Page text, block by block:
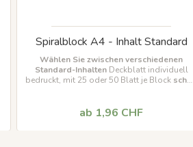
Spiralblock A4 - Inhalt Standard
Wählen Sie zwischen verschiedenen
Standard-InhaltenDeckblatt individuell
bedruckt, mit 25 oder 50 Blatt je Block schon
ab 1,96 CHF